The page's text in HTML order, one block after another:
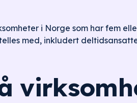
i Norge som har fem
med, inkludert